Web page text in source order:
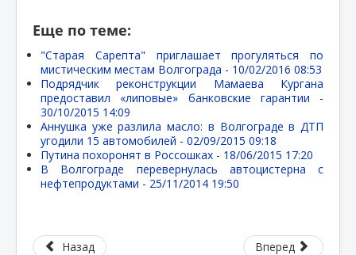
Еще по теме:
"Старая Сарепта" приглашает прогуляться по
мистическим местам Волгограда - 10/02/2016 08:53
Подрядчик реконструкции Мамаева Кургана
предоставил «липовые» банковские гарантии -
30/10/2015 14:09
Аннушка уже разлила масло: в Волгограде в ДТП
угодили 15 автомобилей - 02/09/2015 09:18
Путина похоронят в Россошках - 18/06/2015 17:20
В Волгограде перевернулась автоцистерна с
нефтепродуктами - 25/11/2014 19:50
Назад Вперед